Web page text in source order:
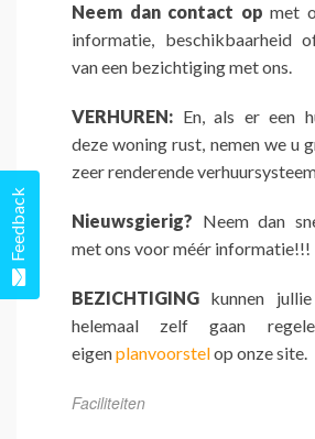
Neem dan contact op met
informatie, beschikbaarheid
van een bezichtiging met ons.
VERHUREN: En, als er een
deze woning rust, nemen we u
zeer renderende
Nieuwsgierig? Neem dan
met ons voor méér informatie!!!
BEZICHTIGING kunnen
helemaal zelf gaan
eigenplanvoorstelop onze site.
Faciliteiten
Feedback